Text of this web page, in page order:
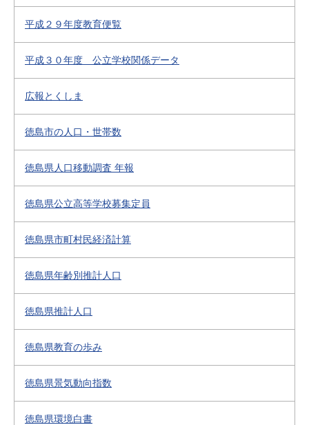
平成２９年度教育便覧
平成３０年度 公立学校関係データ
広報とくしま
徳島市の人口・世帯数
徳島県人口移動調査 年報
徳島県公立高等学校募集定員
徳島県市町村民経済計算
徳島県年齢別推計人口
徳島県推計人口
徳島県教育の歩み
徳島県景気動向指数
徳島県環境白書